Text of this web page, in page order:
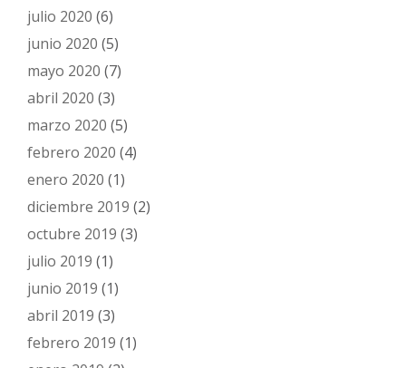
julio 2020 (6)
junio 2020 (5)
mayo 2020 (7)
abril 2020 (3)
marzo 2020 (5)
febrero 2020 (4)
enero 2020 (1)
diciembre 2019 (2)
octubre 2019 (3)
julio 2019 (1)
junio 2019 (1)
abril 2019 (3)
febrero 2019 (1)